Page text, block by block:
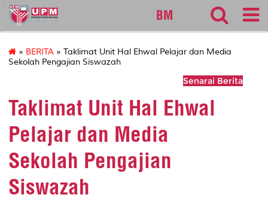
127
BM
» BERITA » Taklimat Unit Hal Ehwal Pelajar dan Media
Sekolah Pengajian Siswazah
Senarai Berita
Taklimat Unit Hal Ehwal
Pelajar dan Media
Sekolah Pengajian
Siswazah